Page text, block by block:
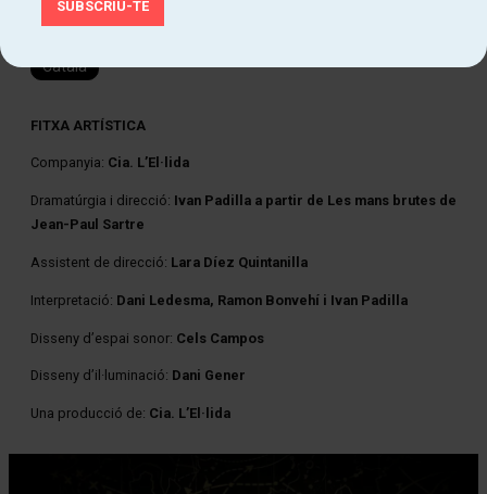
Català
FITXA ARTÍSTICA
Companyia: Cia. L’El·lida
Dramatúrgia i direcció: Ivan Padilla a partir de Les mans brutes de
Jean-Paul Sartre
Assistent de direcció: Lara Díez Quintanilla
Interpretació: Dani Ledesma, Ramon Bonvehí i Ivan Padilla
Disseny d’espai sonor: Cels Campos
Disseny d’il·luminació: Dani Gener
Una producció de: Cia. L’El·lida